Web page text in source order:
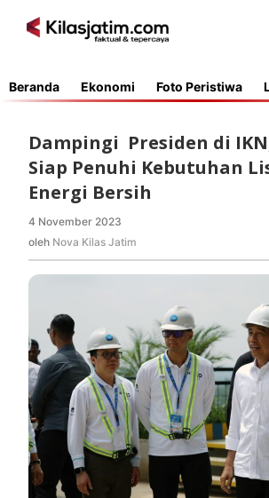
Beranda Ekonomi Foto Peristiwa
Dampingi Presiden di
Siap Penuhi Kebutuhan
Energi Bersih
4 November 2023
Nova
oleh Nova Kilas Jatim